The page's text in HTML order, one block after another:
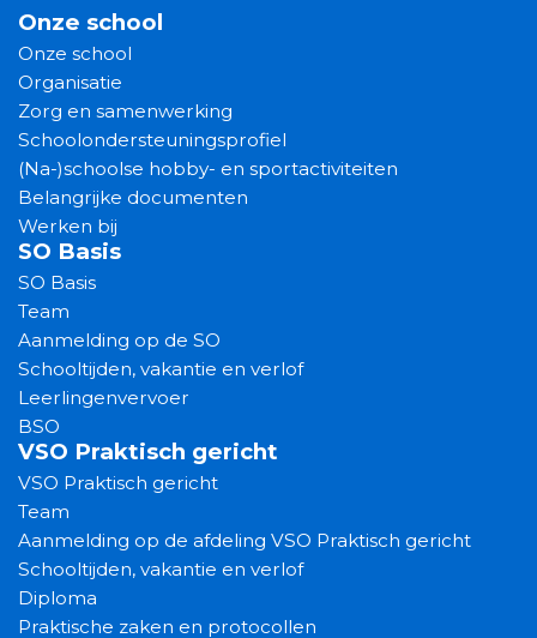
Onze school
Onze school
Organisatie
Zorg en samenwerking
Schoolondersteuningsprofiel
(Na-)schoolse hobby- en sportactiviteiten
Belangrijke documenten
Werken bij
SO Basis
SO Basis
Team
Aanmelding op de SO
Schooltijden, vakantie en verlof
Leerlingenvervoer
BSO
VSO Praktisch gericht
VSO Praktisch gericht
Team
Aanmelding op de afdeling VSO Praktisch gericht
Schooltijden, vakantie en verlof
Diploma
Praktische zaken en protocollen